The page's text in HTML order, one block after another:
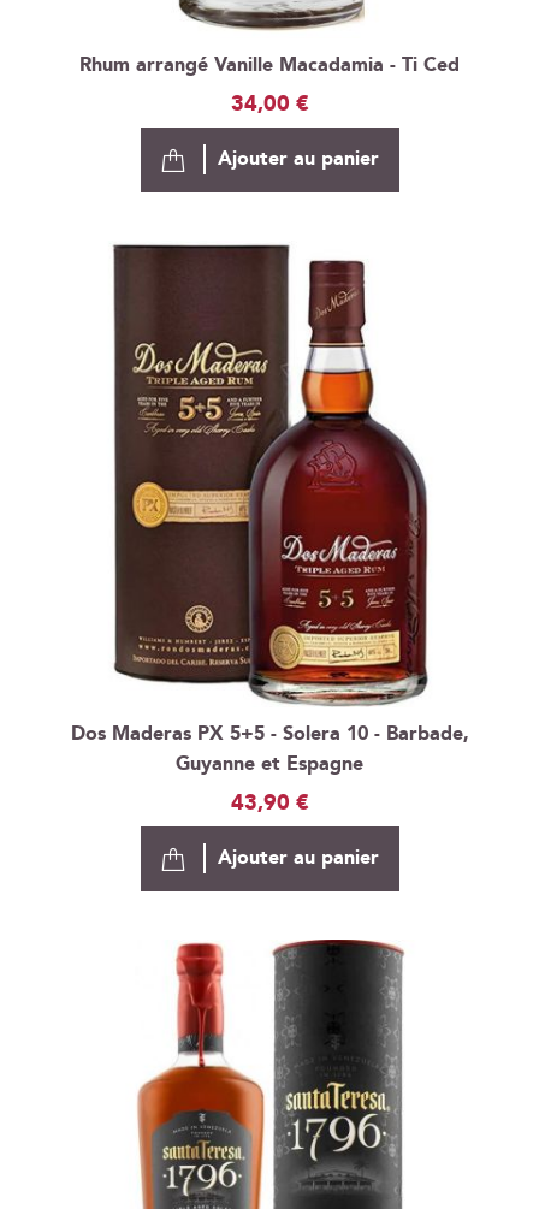
Rhum arrangé Vanille Macadamia - Ti Ced
34,00 €
Ajouter au panier
Dos Maderas PX 5+5 - Solera 10 - Barbade,
Guyanne et Espagne
43,90 €
Ajouter au panier